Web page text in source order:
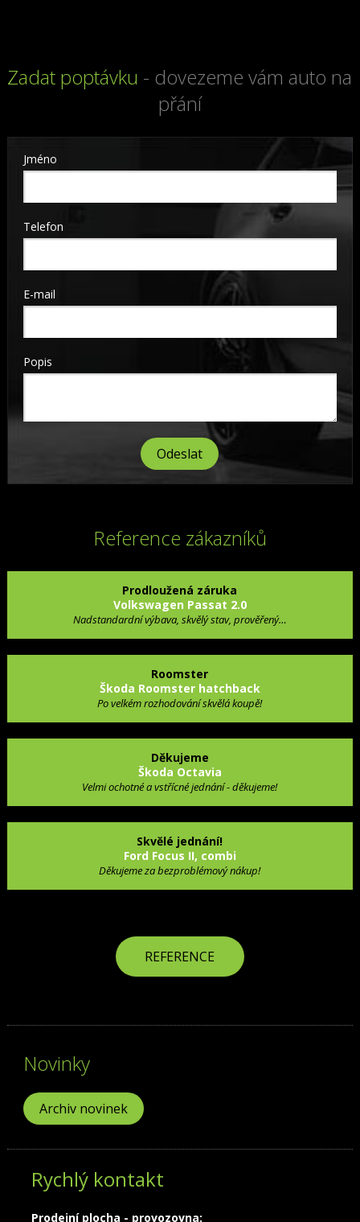
Zadat poptávku - dovezeme vám auto na
přání
Jméno
Telefon
E-mail
Popis
Reference zákazníků
Prodloužená záruka
Volkswagen Passat 2.0
Nadstandardní výbava, skvělý stav, prověřený…
Roomster
Škoda Roomster hatchback
Po velkém rozhodování skvělá koupě!
Děkujeme
Škoda Octavia
Velmi ochotné a vstřícné jednání - děkujeme!
Skvělé jednání!
Ford Focus II, combi
Děkujeme za bezproblémový nákup!
REFERENCE
Novinky
Archiv novinek
Rychlý kontakt
Prodejní plocha - provozovna: